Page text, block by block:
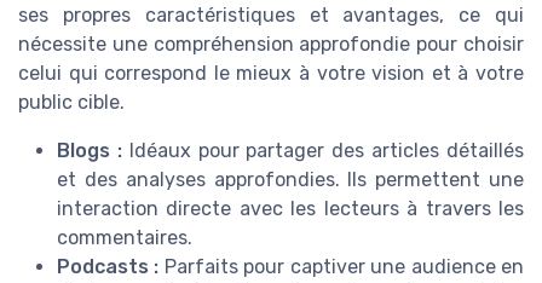
ses propres caractéristiques et avantages, ce qui
nécessite une compréhension approfondie pour choisir
celui qui correspond le mieux à votre vision et à votre
public cible.
Blogs :Idéaux pour partager des articles détaillés
et des analyses approfondies. Ils permettent une
interaction directe avec les lecteurs à travers les
commentaires.
Podcasts : Parfaits pour captiver une audience en